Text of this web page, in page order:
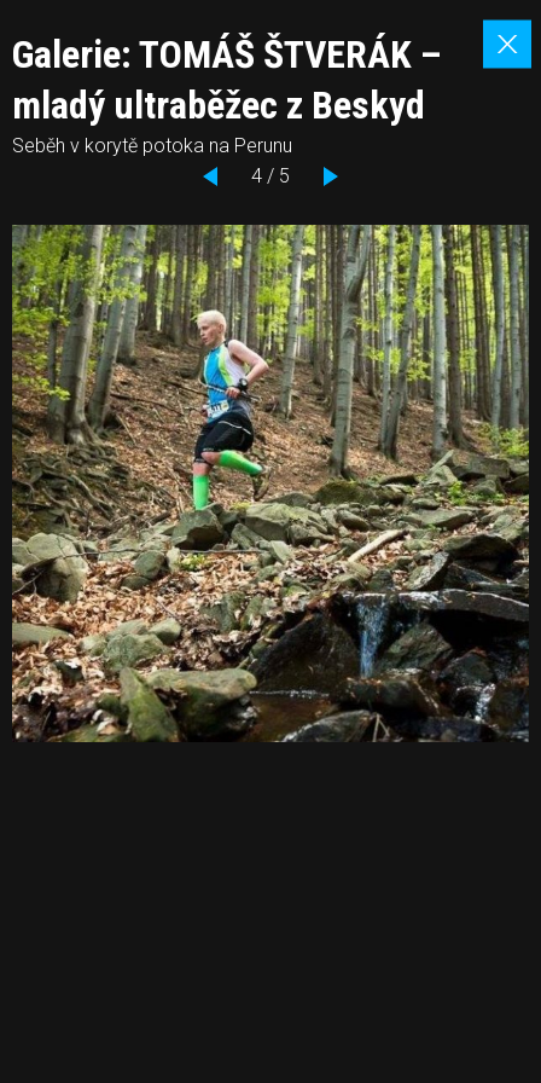
Galerie: TOMÁŠ ŠTVERÁK –
mladý ultraběžec z Beskyd
Seběh v korytě potoka na Perunu
4 / 5